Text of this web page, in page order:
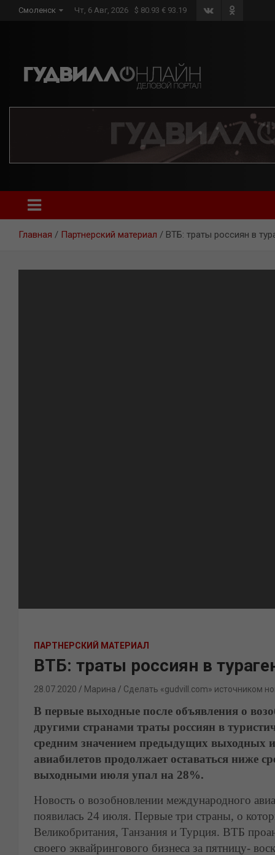
Смоленск Чт, 6 Авг, 2026 $ 80.93 € 93.19
Главная Партнерский материал ВТБ: траты россиян в
ПАРТНЕРСКИЙ МАТЕРИАЛ
ВТБ: траты россиян в
28.07.2020 Марина Сделать «gudvill.com» источником
В первые выходные после объявления о
другими странами траты россиян в
средним значением предыдущих выходных
авиабилетов продолжает оставаться ниже
выходными июля упал на 28%.
Новость о возобновлении международного
появилась 24 июля. Первые три страны, о
Великобритания, Танзания и Турция. ВТБ
своего эквайрингового бизнеса за пятницу-